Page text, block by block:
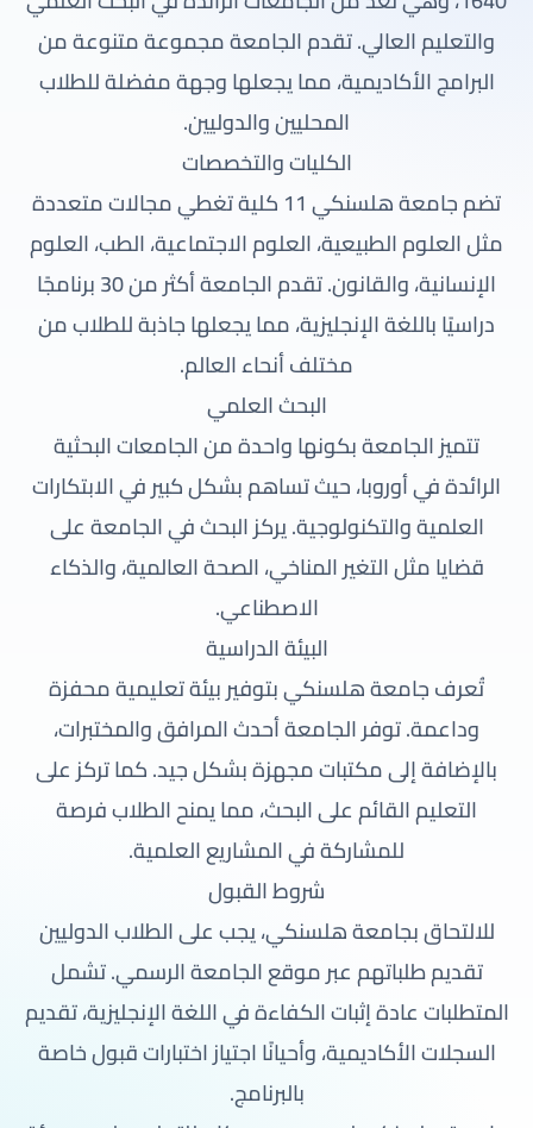
والتعليم العالي. تقدم الجامعة مجموعة متنوعة من
البرامج الأكاديمية، مما يجعلها وجهة مفضلة للطلاب
المحليين والدوليين.
الكليات والتخصصات
تضم جامعة هلسنكي 11 كلية تغطي مجالات متعددة
مثل العلوم الطبيعية، العلوم الاجتماعية، الطب، العلوم
الإنسانية، والقانون. تقدم الجامعة أكثر من 30 برنامجًا
دراسيًا باللغة الإنجليزية، مما يجعلها جاذبة للطلاب من
مختلف أنحاء العالم.
البحث العلمي
تتميز الجامعة بكونها واحدة من الجامعات البحثية
الرائدة في أوروبا، حيث تساهم بشكل كبير في الابتكارات
العلمية والتكنولوجية. يركز البحث في الجامعة على
قضايا مثل التغير المناخي، الصحة العالمية، والذكاء
الاصطناعي.
البيئة الدراسية
تُعرف جامعة هلسنكي بتوفير بيئة تعليمية محفزة
وداعمة. توفر الجامعة أحدث المرافق والمختبرات،
بالإضافة إلى مكتبات مجهزة بشكل جيد. كما تركز على
التعليم القائم على البحث، مما يمنح الطلاب فرصة
للمشاركة في المشاريع العلمية.
شروط القبول
للالتحاق بجامعة هلسنكي، يجب على الطلاب الدوليين
تقديم طلباتهم عبر موقع الجامعة الرسمي. تشمل
المتطلبات عادة إثبات الكفاءة في اللغة الإنجليزية، تقديم
السجلات الأكاديمية، وأحيانًا اجتياز اختبارات قبول خاصة
بالبرنامج.